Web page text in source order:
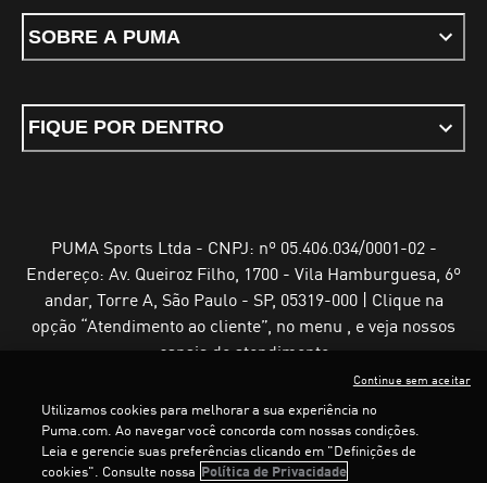
SOBRE A PUMA
FIQUE POR DENTRO
PUMA Sports Ltda - CNPJ: nº 05.406.034/0001-02 -
Endereço: Av. Queiroz Filho, 1700 - Vila Hamburguesa, 6º
andar, Torre A, São Paulo - SP, 05319-000 | Clique na
opção “Atendimento ao cliente”, no menu , e veja nossos
canais de atendimento
Termos e Condições de UsoPolítica de Privacidade
Configurador de cookies
Utilizamos cookies para melhorar a sua experiência no
Puma.com. Ao navegar você concorda com nossas condições.
Leia e gerencie suas preferências clicando em "Definições de
cookies". Consulte nossa Política de Privacidade
Continue sem aceitar